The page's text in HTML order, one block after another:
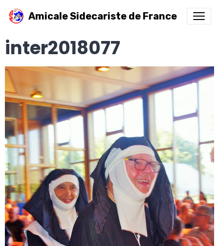
Amicale Sidecariste de France
inter2018077